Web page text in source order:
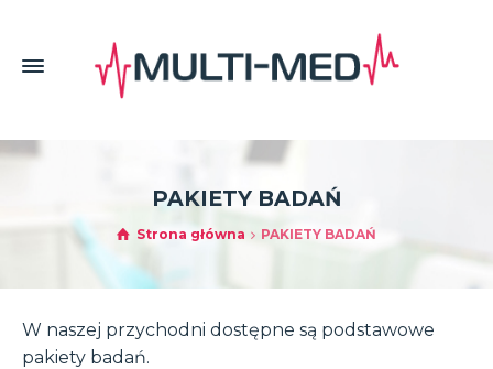
PAKIETY BADAŃ
Strona główna PAKIETY BADAŃ
W naszej przychodni dostępne są podstawowe
pakiety badań.